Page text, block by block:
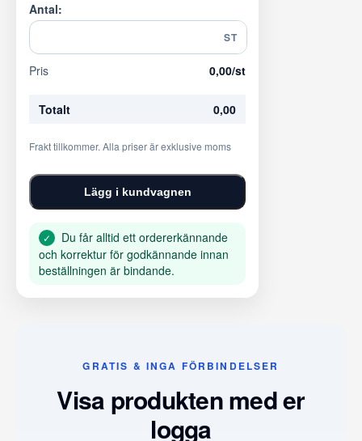
Antal:
ST
Pris 0,00/st
Totalt 0,00
Frakt tillkommer. Alla priser är exklusive moms
Lägg i kundvagnen
✓
Du får alltid ett ordererkännande
och korrektur för godkännande innan
beställningen är bindande.
GRATIS & INGA FÖRBINDELSER
Visa produkten med er
logga